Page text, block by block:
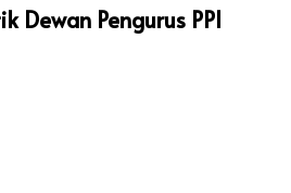
Dewan Pengurus PPI